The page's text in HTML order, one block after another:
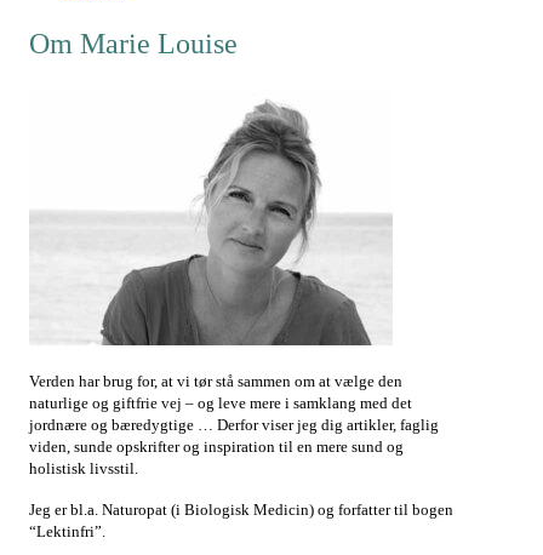
Om Marie Louise
Verden har brug for, at vi tør stå sammen om at vælge den
naturlige og giftfrie vej – og leve mere i samklang med det
jordnære og bæredygtige … Derfor viser jeg dig artikler, faglig
viden, sunde opskrifter og inspiration til en mere sund og
holistisk livsstil.
Jeg er bl.a. Naturopat (i Biologisk Medicin) og forfatter til bogen
“Lektinfri”.